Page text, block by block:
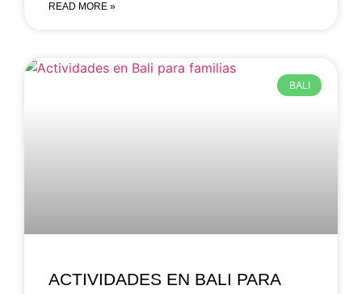
READ MORE »
BALI
ACTIVIDADES EN BALI PARA